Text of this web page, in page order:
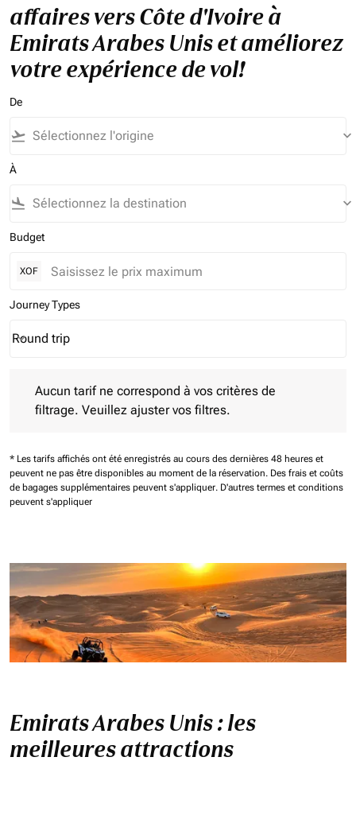
affaires vers Côte d'Ivoire à
Emirats Arabes Unis et améliorez
votre expérience de vol!
De
flight_takeoff keyboard_arrow_down
À
flight_land keyboard_arrow_down
Budget
XOF
Journey Types
Journey Types option Round trip Selected
Round trip
keyboard_arrow_down
Aucun tarif ne correspond à vos critères de
filtrage. Veuillez ajuster vos filtres.
* Les tarifs affichés ont été enregistrés au cours des dernières 48 heures et
peuvent ne pas être disponibles au moment de la réservation. Des frais et coûts
de bagages supplémentaires peuvent s'appliquer. D'autres termes et conditions
peuvent s'appliquer
Emirats Arabes Unis : les
meilleures attractions